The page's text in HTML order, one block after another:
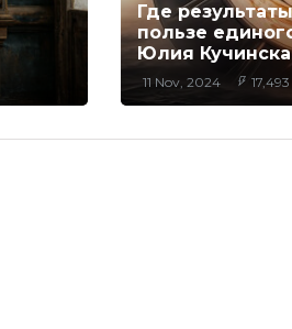
Где
пользе
Юлия
11 Nov, 2024